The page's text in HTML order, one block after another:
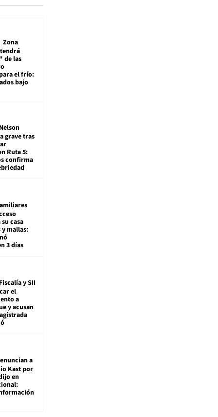
Zona
de las
el frío:
bajo
Nelson
grave tras
Ruta 5:
confirma
casa
mallas:
3 días
Fiscalía y SII
el
a
y acusan
a
Kast por
en